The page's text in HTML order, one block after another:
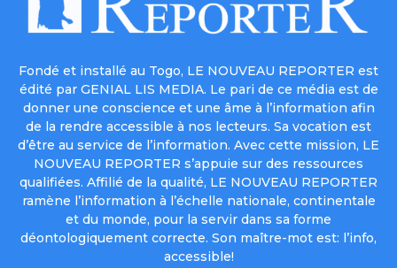
Fondé et installé au Togo, LE NOUVEAU REPORTER est
édité par GENIAL LIS MEDIA. Le pari de ce média est de
donner une conscience et une âme à l’information afin
de la rendre accessible à nos lecteurs. Sa vocation est
d’être au service de l’information. Avec cette mission, LE
NOUVEAU REPORTER s’appuie sur des ressources
qualifiées. Affilié de la qualité, LE NOUVEAU REPORTER
ramène l’information à l’échelle nationale, continentale
et du monde, pour la servir dans sa forme
déontologiquement correcte. Son maître-mot est: l’info,
accessible!